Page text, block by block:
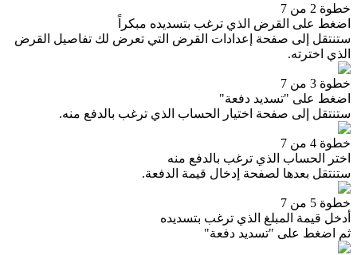
خطوة 2 من 7
اضغط على القرض الذي ترغب بتسديده مبكراً
ستنتقل إلى صفحة إعدادات القرض التي تعرض لك تفاصيل القرض
الذي اخترته.
خطوة 3 من 7
اضغط على "تسديد دفعة"
ستنتقل إلى صفحة اختيار الحساب الذي ترغب بالدفع منه.
خطوة 4 من 7
اختر الحساب الذي ترغب بالدفع منه
ستنتقل بعدها لصفحة إدخال قيمة الدفعة.
خطوة 5 من 7
أدخل قيمة المبلغ الذي ترغب بتسديده
ثم اضغط على "تسديد دفعة"